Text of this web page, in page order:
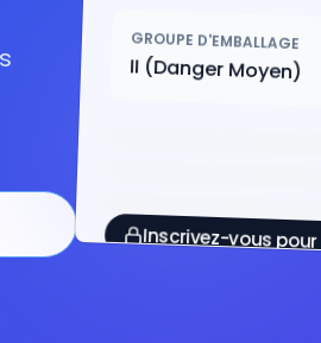
GROUPE D'EMBALLAGE
II (Danger Moyen)
Inscrivez-vous